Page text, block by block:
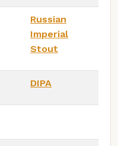
Russian
Imperial
Stout
DIPA